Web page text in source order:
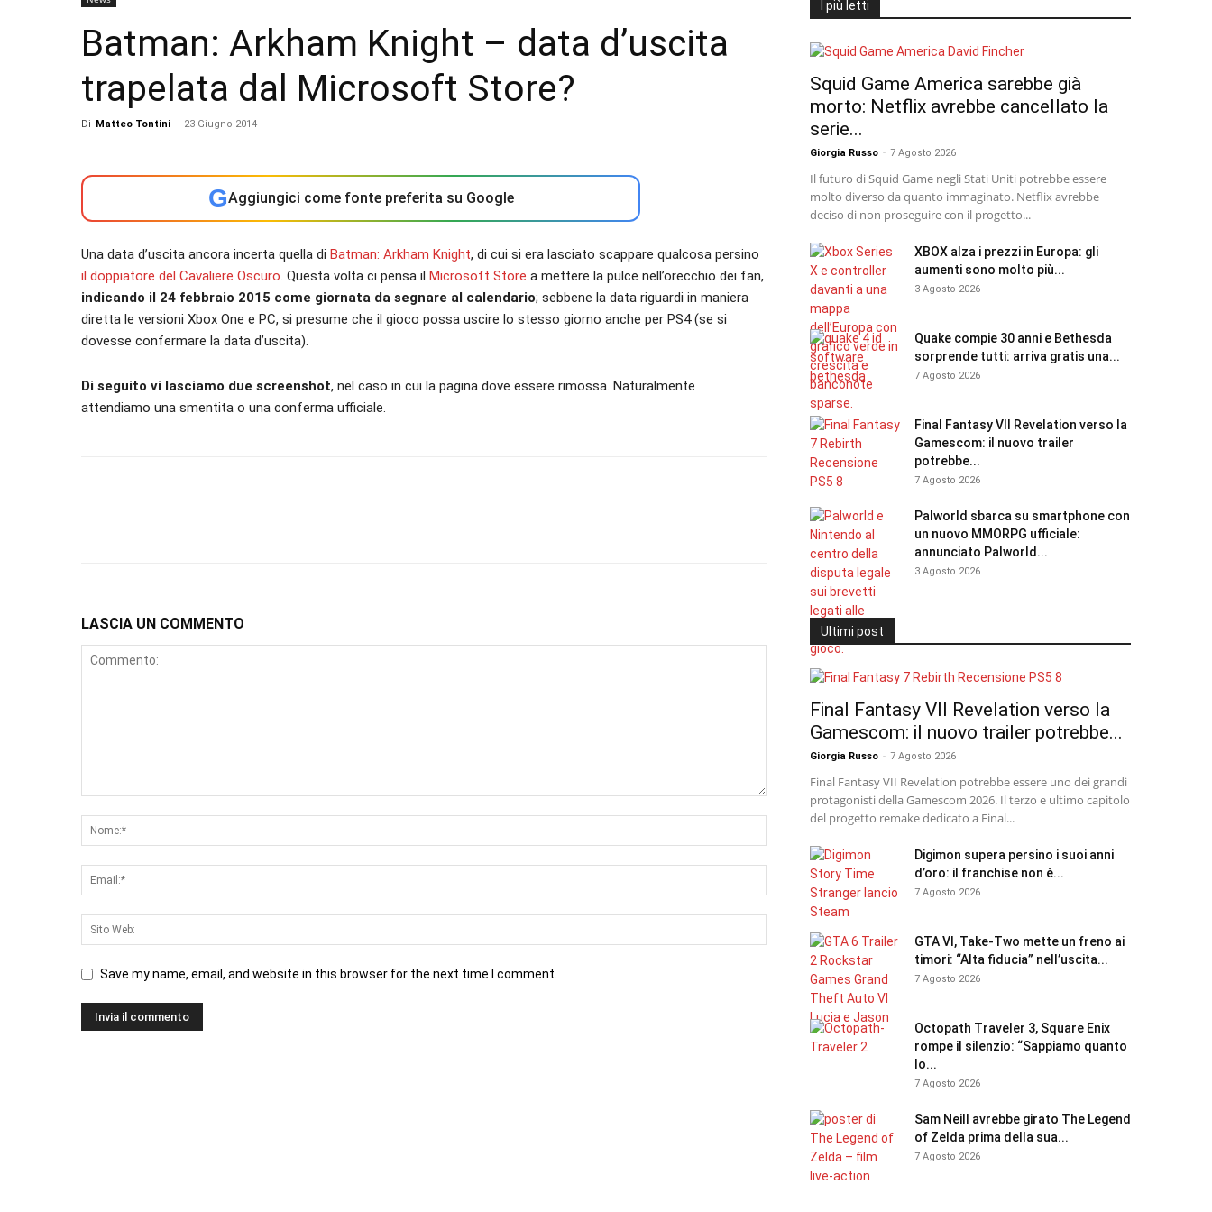
Batman: Arkham Knight – data d’uscita
trapelata dal Microsoft Store?
Di Matteo Tontini - 23 Giugno 2014
GAggiungici come fonte preferita su Google
Una data d’uscita ancora incerta quella di Batman: Arkham Knight, di cui si era lasciato scappare qualcosa persino
il doppiatore del Cavaliere Oscuro. Questa volta ci pensa il Microsoft Store a mettere la pulce nell’orecchio dei fan,
indicando il 24 febbraio 2015 come giornata da segnare al calendario; sebbene la data riguardi in maniera
diretta le versioni Xbox One e PC, si presume che il gioco possa uscire lo stesso giorno anche per PS4 (se si
dovesse confermare la data d’uscita).
Di seguito vi lasciamo due screenshot, nel caso in cui la pagina dove essere rimossa. Naturalmente
attendiamo una smentita o una conferma ufficiale.
LASCIA UN COMMENTO
Save my name, email, and website in this browser for the next time I comment.
I più letti
Squid Game America sarebbe già
morto: Netflix avrebbe cancellato la
serie...
Giorgia Russo - 7 Agosto 2026
Il futuro di Squid Game negli Stati Uniti potrebbe essere
molto diverso da quanto immaginato. Netflix avrebbe
deciso di non proseguire con il progetto...
XBOX alza i prezzi in Europa: gli
aumenti sono molto più...
3 Agosto 2026
Quake compie 30 anni e Bethesda
sorprende tutti: arriva gratis una...
7 Agosto 2026
Final Fantasy VII Revelation verso la
Gamescom: il nuovo trailer
potrebbe...
7 Agosto 2026
Palworld sbarca su smartphone con
un nuovo MMORPG ufficiale:
annunciato Palworld...
3 Agosto 2026
Ultimi post
Final Fantasy VII Revelation verso la
Gamescom: il nuovo trailer potrebbe...
Giorgia Russo - 7 Agosto 2026
Final Fantasy VII Revelation potrebbe essere uno dei grandi
protagonisti della Gamescom 2026. Il terzo e ultimo capitolo
del progetto remake dedicato a Final...
Digimon supera persino i suoi anni
d’oro: il franchise non è...
7 Agosto 2026
GTA VI, Take-Two mette un freno ai
timori: “Alta fiducia” nell’uscita...
7 Agosto 2026
Octopath Traveler 3, Square Enix
rompe il silenzio: “Sappiamo quanto
lo...
7 Agosto 2026
Sam Neill avrebbe girato The Legend
of Zelda prima della sua...
7 Agosto 2026